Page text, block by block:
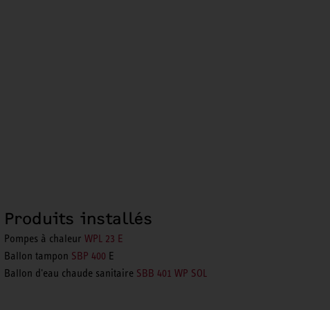
Produits installés
Pompes à chaleur WPL 23 E
Ballon tampon SBP 400 E
Ballon d'eau chaude sanitaire SBB 401 WP SOL